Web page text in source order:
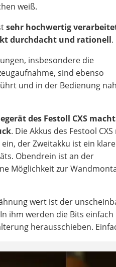
weiß.
sehr hochwertig
durchdacht und rationell.
insbesondere die
sind ebenso
und in der Bedienung
des Festoll CXS
. Die Akkus des Festool
der Zweitakku ist ein
Obendrein ist an der
Möglichkeit zur
wert ist der
ihm werden die Bits
herausschieben.